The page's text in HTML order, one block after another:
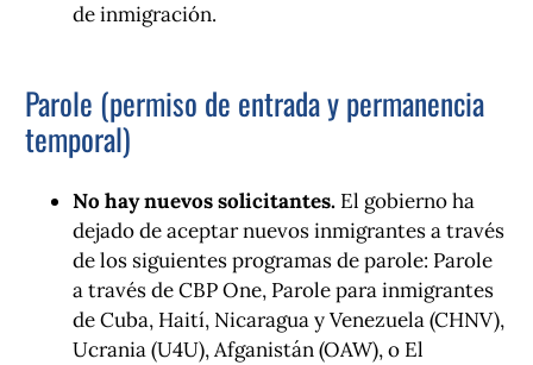
de inmigración.
Parole (permiso de entrada y permanencia
temporal)
No hay nuevos solicitantes. El gobierno ha
dejado de aceptar nuevos inmigrantes a través
de los siguientes programas de parole: Parole
a través de CBP One, Parole para inmigrantes
de Cuba, Haití, Nicaragua y Venezuela (CHNV),
Ucrania (U4U), Afganistán (OAW), o El